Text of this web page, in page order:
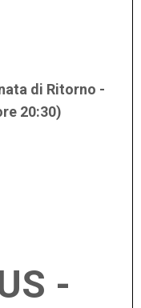
di Ritorno -
20:30)
-